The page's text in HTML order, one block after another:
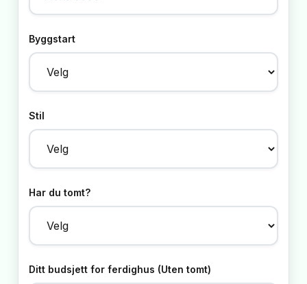
Byggstart
Stil
Har du tomt?
Ditt budsjett for ferdighus (Uten tomt)